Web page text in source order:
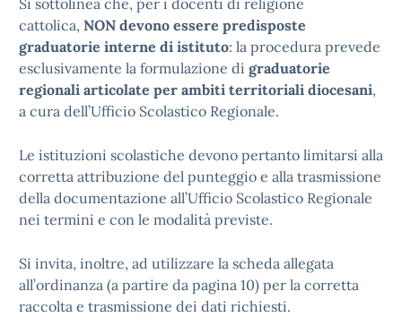
Si sottolinea che, per i docenti di religione
cattolica, NON devono essere predisposte
graduatorie interne di istituto: la procedura prevede
esclusivamente la formulazione di graduatorie
regionali articolate per ambiti territoriali diocesani,
a cura dell’Ufficio Scolastico Regionale.
Le istituzioni scolastiche devono pertanto limitarsi alla
corretta attribuzione del punteggio e alla trasmissione
della documentazione all’Ufficio Scolastico Regionale
nei termini e con le modalità previste.
Si invita, inoltre, ad utilizzare la scheda allegata
all’ordinanza (a partire da pagina 10) per la corretta
raccolta e trasmissione dei dati richiesti.